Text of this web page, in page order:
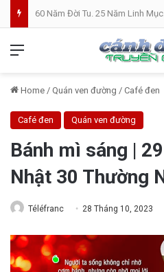
Home / Quán ven đường / Café đen
Café đen Quán ven đường
Bánh mì sáng |
Nhật 30 Thường
Téléfranc 28 Tháng 10, 2023